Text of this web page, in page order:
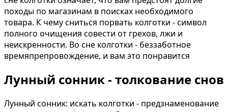
походы по магазинам в поисках необходимого
товара. К чему сниться порвать колготки - символ
полного очищения совести от грехов, лжи и
неискренности. Во сне колготки - беззаботное
времяпрепровождение, и вам это понравится
Лунный сонник - толкование снов
Лунный сонник: искать колготки - предзнаменование